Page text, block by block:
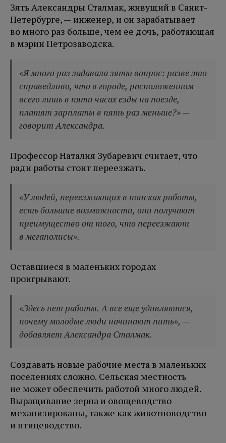
Зять Александры Сталмак, живущий в Санкт-
Петербурге, — инженер, и он зарабатывает
во много раз больше, чем ее дочь, работающая
в мэрии Петрозаводска.
«Я много раз задавала зятю вопрос: разве это
справедливо, что в городе, расположенном
всего лишь в пяти часах езды на поезде,
платят зарплаты в пять раз меньше?» —
говорит Александра.
Профессор Наталия Зубаревич считает, что
ради работы стоит переезжать.
«У людей, переезжающих в поисках работы,
есть большие возможности, они получают
преимущество от того, что переезжают
в мегаполисы».
Оставшиеся в маленьких городах
проигрывают.
«Здесь нет работы. А все еще удивляются,
почему молодые люди начинают пить», —
добавляет Александра Сталмак.
Создавать новые рабочие места в маленьких
поселениях сложно. Сельская местность
не может обеспечить работой много людей.
Выращивание зерна и овощеводство
механизированы, также как животноводство
и птицеводство.